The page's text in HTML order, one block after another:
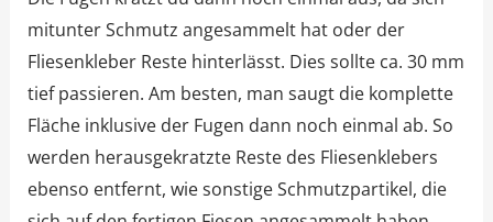
mitunter Schmutz angesammelt hat oder der
Fliesenkleber Reste hinterlässt. Dies sollte ca. 30 mm
tief passieren. Am besten, man saugt die komplette
Fläche inklusive der Fugen dann noch einmal ab. So
werden herausgekratzte Reste des Fliesenklebers
ebenso entfernt, wie sonstige Schmutzpartikel, die